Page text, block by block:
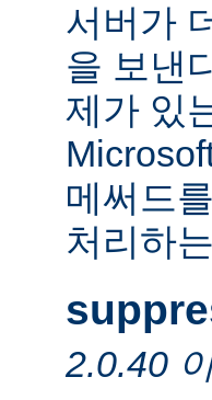
서버가
을 보낸
제가 있
메써드
처리하
2.0.40